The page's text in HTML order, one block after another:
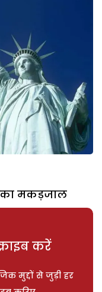
का मकड़जाल
करें
मुद्दों से जुड़ी हर